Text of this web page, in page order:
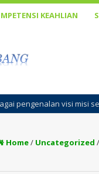
KEAHLIAN
Home/ Uncategorized /